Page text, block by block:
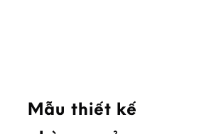
Mẫu thiết kế